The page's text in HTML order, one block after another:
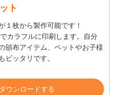
ト
１枚から製作可能です！
カラフルに印刷します。自分
頒布アイテム、ペットやお子様
ピッタリです。
ウンロードする